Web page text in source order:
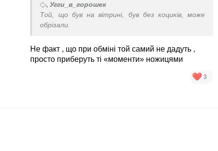
Угги_в_горошек
Той, що був на вітрині, був без коциків, може
обрізали.
Не факт , що при обміні той самий не дадуть ,
просто приберуть ті «моменти» ножицями
3